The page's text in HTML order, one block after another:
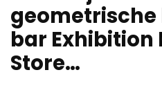
bar Exhibition
Store…